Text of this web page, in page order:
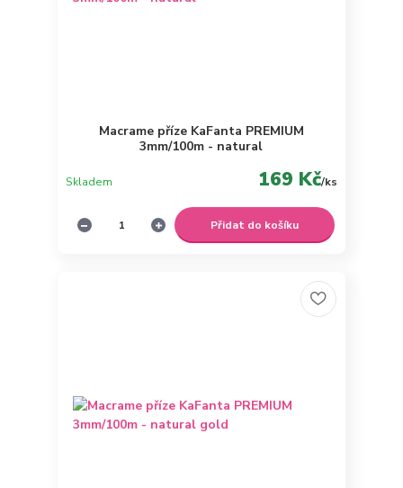
Macrame příze KaFanta PREMIUM
3mm/100m - natural
169 Kč/ks
Skladem
Přidat do košíku